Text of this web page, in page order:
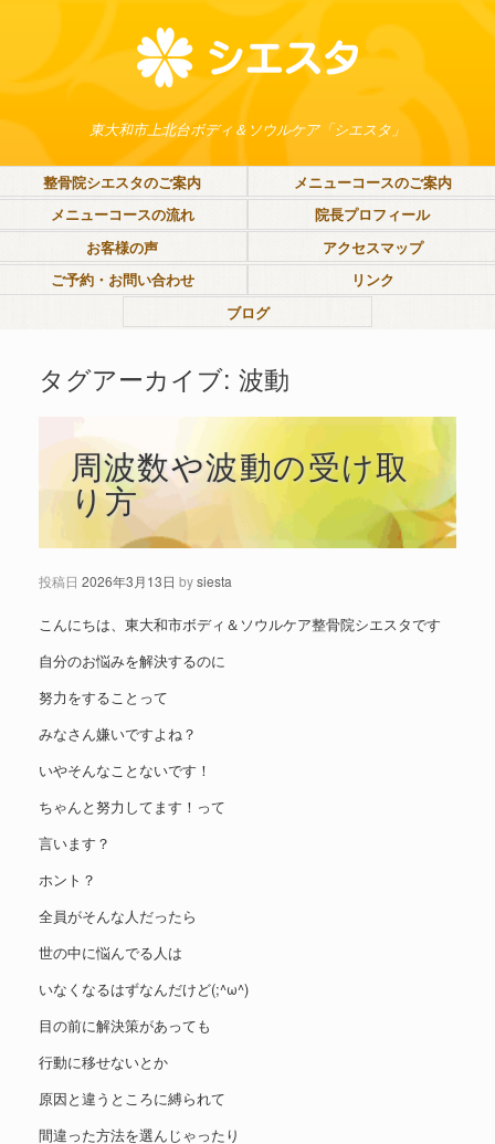
東大和市上北台ボディ＆ソウルケア「シエスタ」
整骨院シエスタのご案内
メニューコースのご案内
メニューコースの流れ
院長プロフィール
お客様の声
アクセスマップ
ご予約・お問い合わせ
リンク
ブログ
タグアーカイブ: 波動
周波数や波動の受け取
り方
投稿日 2026年3月13日 bysiesta
こんにちは、東大和市ボディ＆ソウルケア整骨院シエスタです
自分のお悩みを解決するのに
努力をすることって
みなさん嫌いですよね？
いやそんなことないです！
ちゃんと努力してます！って
言います？
ホント？
全員がそんな人だったら
世の中に悩んでる人は
いなくなるはずなんだけど(;^ω^)
目の前に解決策があっても
行動に移せないとか
原因と違うところに縛られて
間違った方法を選んじゃったり